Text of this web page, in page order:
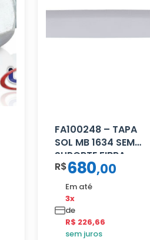
FA100248 – TAPA
SOL MB 1634 SEM
SUPORTE FIBRA
R$680,00
Em até
3x
de
R$ 226,66
sem juros